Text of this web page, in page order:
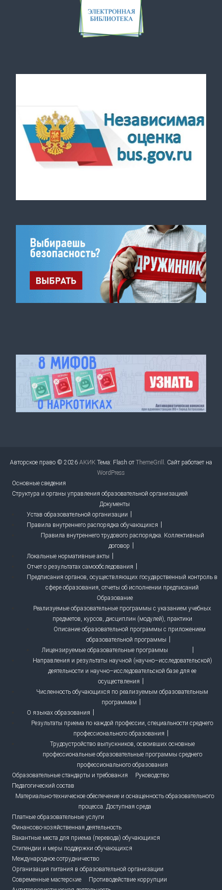
Авторское право © 2026 АКИК Тема: Flash отThemeGrill
. Сайт работает на
WordPress
Основные сведения
Структура и органы управления образовательной организацией
Документы
Устав образовательной организации
Правила внутреннего распорядка обучающихся
Правила внутреннего трудового распорядка. Коллективный
договор
Локальные нормативные акты
Отчет о результатах самообследования
Предписания органов, осуществляющих государственный контроль в
сфере образования, отчеты об исполнении предписаний
Образование
Реализуемые образовательные программы с указанием учебных
предметов, курсов, дисциплин (модулей), практики
Описание образовательной программы с приложением
образовательной программы
Лицензируемые образовательные программы
Направления и результаты научной (научно–исследовательской)
деятельности и научно–исследовательской базе для ее
осуществления
Численность обучающихся по реализуемым образовательным
программам
О языках образования
Результаты приема по каждой профессии, специальности среднего
профессионального образования
Трудоустройство выпускников, освоивших основные
профессиональные образовательные программы среднего
профессионального образования
Образовательные стандарты и требования
Руководство
Педагогический состав
Материально-техническое обеспечение и оснащенность образовательного
процесса. Доступная среда
Платные образовательные услуги
Финансово-хозяйственная деятельность
Вакантные места для приема (перевода) обучающихся
Стипендии и меры поддержки обучающихся
Международное сотрудничество
Организация питания в образовательной организации
Современные мастерские
Противодействие коррупции